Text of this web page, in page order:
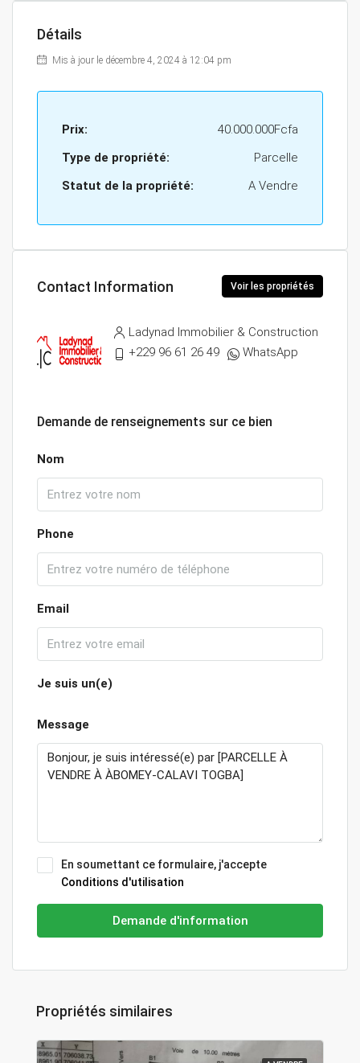
Détails
Mis à jour le décembre 4, 2024 à 12:04 pm
Prix:
40.000.000Fcfa
Type de propriété:
Parcelle
Statut de la propriété:
A Vendre
Contact Information Voir les propriétés
Ladynad Immobilier & Construction
+229 96 61 26 49
WhatsApp
Demande de renseignements sur ce bien
Nom
Phone
Email
Je suis un(e)
Message
En soumettant ce formulaire, j'accepte
Conditions d'utilisation
Demande d'information
Propriétés similaires